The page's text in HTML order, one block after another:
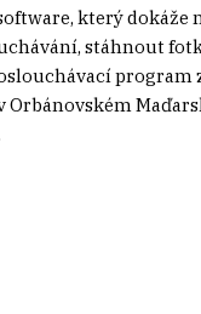
který
stáhnout
program
Orbánovském